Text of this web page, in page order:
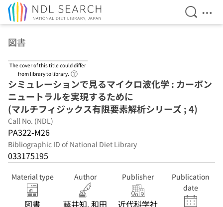
Open
図書
The cover of this title could differ
from library to library.
シミュレーションで見るマイクロ波化学 : カーボン
ニュートラルを実現するために
(マルチフィジックス有限要素解析シリーズ ; 4)
Call No. (NDL)
PA322-M26
Bibliographic ID of National Diet Library
033175195
Material type
図書
Author
藤井知, 和田
Publisher
近代科学社
Publication
date